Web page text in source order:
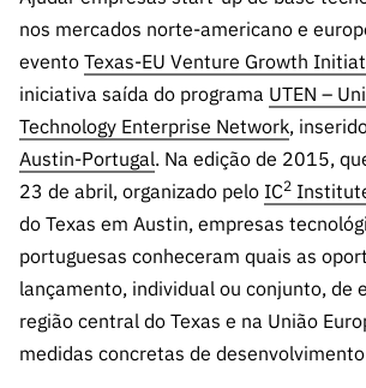
nos mercados norte-americano e
evento Texas-EU Venture Growth
iniciativa saída do programa UTEN –
Technology Enterprise Network,
Austin-Portugal. Na edição de 2015,
23 de abril, organizado pelo IC2
do Texas em Austin, empresas
portuguesas conheceram quais as
lançamento, individual ou conjunto, de
região central do Texas e na União
medidas concretas de